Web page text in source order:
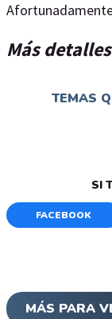
Más
TEMAS
SI
FACEBOOK
MÁS PARA